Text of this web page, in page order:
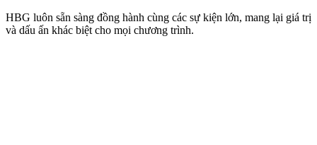
HBG luôn sẵn sàng đồng hành cùng các sự kiện lớn, mang lại giá trị
và dấu ấn khác biệt cho mọi chương trình.